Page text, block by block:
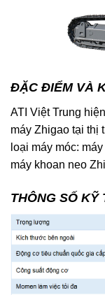
ĐẶC ĐIỂM VÀ
ATI Việt Trung
máy Zhigao tại thị
loại máy móc:
máy khoan neo
THÔNG SỐ KỸ